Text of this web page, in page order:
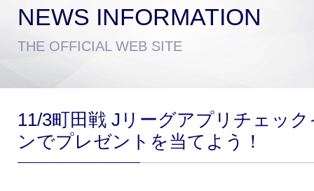
試合日程・結果 アクセス
チケットを購入
NEWS INFORMATION
THE OFFICIAL WEB SITE
11/3町田戦 Jリーグアプリチェック
ンでプレゼントを当てよう！